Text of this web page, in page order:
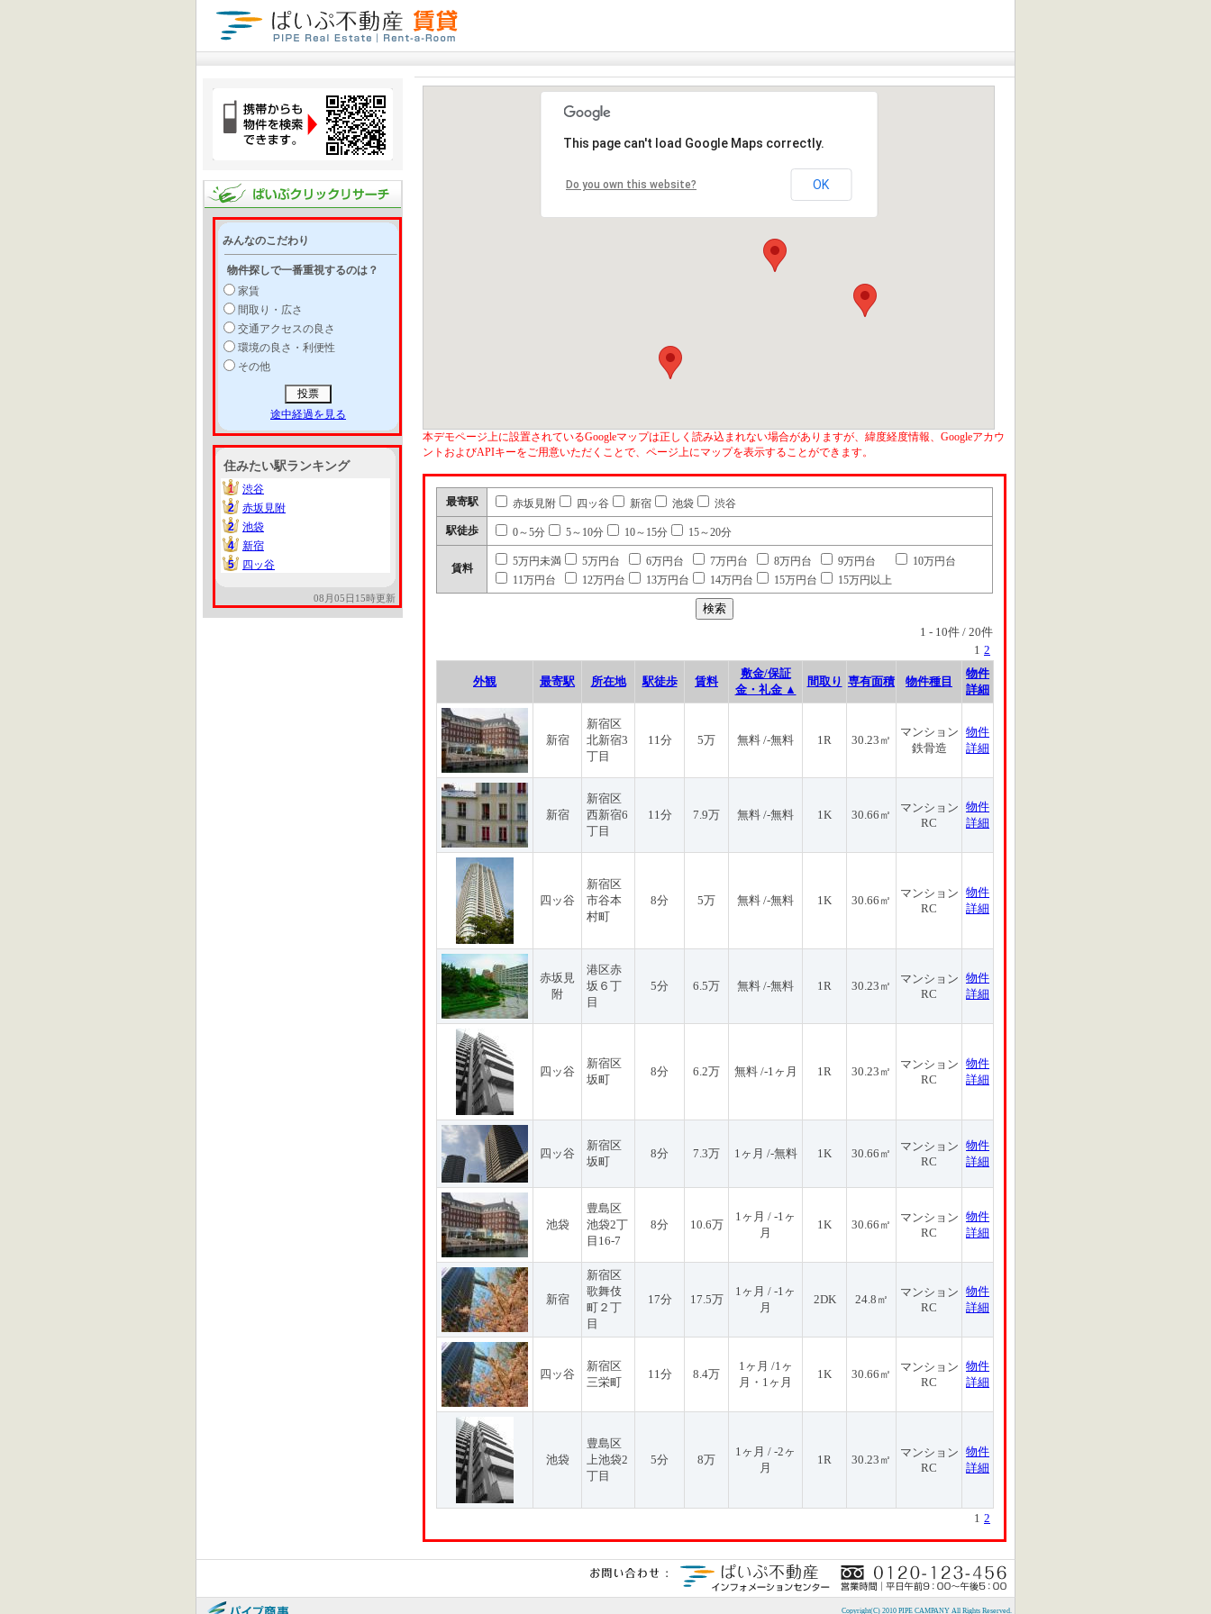
みんなのこだわり
物件探しで一番重視するのは？
家賃
間取り・広さ
交通アクセスの良さ
環境の良さ・利便性
その他
途中経過を見る
住みたい駅ランキング
1
1
渋谷
2
2
赤坂見附
2
2
池袋
4
4
新宿
5
5 四ッ谷
08月05日15時更新
This page can't load Google Maps correctly.
Do you own this website? OK
本デモページ上に設置されているGoogleマップは正しく読み込まれない場合がありますが、緯度経度情報、Googleアカウ
ントおよびAPIキーをご用意いただくことで、ページ上にマップを表示することができます。
最寄駅 赤坂見附 四ッ谷 新宿 池袋 渋谷
駅徒歩 0～5分 5～10分 10～15分 15～20分
賃料
5万円未満 5万円台 6万円台 7万円台 8万円台 9万円台
10万円台
11万円台
12万円台 13万円台 14万円台 15万円台 15万円以上
1 - 10件 / 20件
1 2
外観 最寄駅 所在地 駅徒歩 賃料
敷金/保証
金・礼金 ▲
間取り 専有面積 物件種目
物件
詳細
新宿
新宿区
北新宿3
丁目
11分 5万 無料 /-無料 1R 30.23㎡
マンション
鉄骨造
物件
詳細
新宿
新宿区
西新宿6
丁目
11分 7.9万 無料 /-無料 1K 30.66㎡
マンション
RC
物件
詳細
四ッ谷
新宿区
市谷本
村町
8分 5万 無料 /-無料 1K 30.66㎡
マンション
RC
物件
詳細
赤坂見
附
港区赤
坂６丁
目
5分 6.5万 無料 /-無料 1R 30.23㎡
マンション
RC
物件
詳細
四ッ谷
新宿区
坂町
8分 6.2万 無料 /-1ヶ月 1R 30.23㎡
マンション
RC
物件
詳細
四ッ谷
新宿区
坂町
8分 7.3万 1ヶ月 /-無料 1K 30.66㎡
マンション
RC
物件
詳細
池袋
豊島区
池袋2丁
目16-7
8分 10.6万
1ヶ月 / -1ヶ
月
1K 30.66㎡
マンション
RC
物件
詳細
新宿
新宿区
歌舞伎
町２丁
目
17分 17.5万
1ヶ月 / -1ヶ
月
2DK 24.8㎡
マンション
RC
物件
詳細
四ッ谷
新宿区
三栄町
11分 8.4万
1ヶ月 /1ヶ
月・1ヶ月
1K 30.66㎡
マンション
RC
物件
詳細
池袋
豊島区
上池袋2
丁目
5分 8万
1ヶ月 / -2ヶ
月
1R 30.23㎡
マンション
RC
物件
詳細
1 2
Copyright(C) 2010 PIPE CAMPANY All Rights Reserved.